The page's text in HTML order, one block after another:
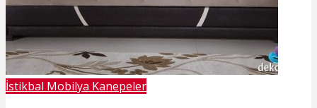
İstikbal Mobilya Kanepeler